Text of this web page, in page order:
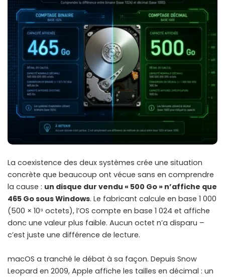
La coexistence des deux systèmes crée une situation
concrète que beaucoup ont vécue sans en comprendre
la cause : un disque dur vendu « 500 Go » n’affiche que
465 Go sous Windows. Le fabricant calcule en base 1 000
(500 × 10⁹ octets), l’OS compte en base 1 024 et affiche
donc une valeur plus faible. Aucun octet n’a disparu –
c’est juste une différence de lecture.
macOS a tranché le débat à sa façon. Depuis Snow
Leopard en 2009, Apple affiche les tailles en décimal : un